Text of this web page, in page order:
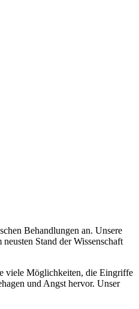
Behandlungen an. Unsere
Stand der Wissenschaft
viele Möglichkeiten, die Eingriffe
und Angst hervor. Unser